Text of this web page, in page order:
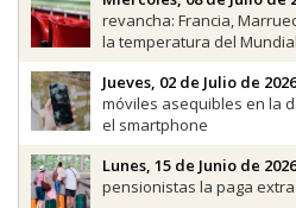
revancha: Francia,
la temperatura del Mundial
Jueves, 02 de Julio de 2026
móviles asequibles en la
el smartphone
Lunes, 15 de Junio de 2026
pensionistas la paga